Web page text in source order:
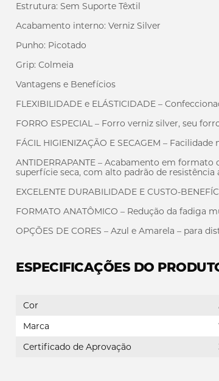
Estrutura: Sem Suporte Têxtil
Acabamento interno: Verniz Silver
Punho: Picotado
Grip: Colmeia
Vantagens e Benefícios
FLEXIBILIDADE e ELÁSTICIDADE –
FORRO ESPECIAL – Forro verniz silver, seu
FÁCIL HIGIENIZAÇÃO E SECAGEM –
ANTIDERRAPANTE – Acabamento em
superfície seca, com alto padrão de resistência
EXCELENTE DURABILIDADE E CUSTO-
FORMATO ANATÔMICO – Redução da fadiga
OPÇÕES DE CORES – Azul e Amarela – para
ESPECIFICAÇÕES DO
Cor
Marca
Certificado de Aprovação